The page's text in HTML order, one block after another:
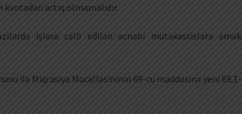
kvotadan artıq olmamalıdır.
işlərə cəlb edilən əcnəbi mütəxəssislərə əmək
ilə Miqrasiya Məcəlləsininin 69-cu maddəsinə yeni 69.1-